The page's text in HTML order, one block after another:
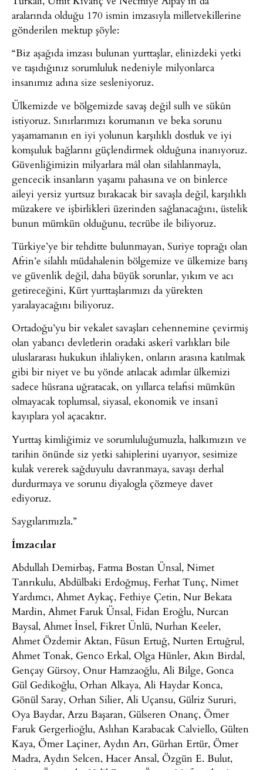
aralarında olduğu 170 ismin imzasıyla milletvekillerine
gönderilen mektup şöyle:
“Biz aşağıda imzası bulunan yurttaşlar, elinizdeki yetki
ve taşıdığınız sorumluluk nedeniyle milyonlarca
insanımız adına size sesleniyoruz.
Ülkemizde ve bölgemizde savaş değil sulh ve sükûn
istiyoruz. Sınırlarımızı korumanın ve beka sorunu
yaşamamanın en iyi yolunun karşılıklı dostluk ve iyi
komşuluk bağlarını güçlendirmek olduğuna inanıyoruz.
Güvenliğimizin milyarlara mâl olan silahlanmayla,
gencecik insanların yaşamı pahasına ve on binlerce
aileyi yersiz yurtsuz bırakacak bir savaşla değil, karşılıklı
müzakere ve işbirlikleri üzerinden sağlanacağını, üstelik
bunun mümkün olduğunu, tecrübe ile biliyoruz.
Türkiye’ye bir tehditte bulunmayan, Suriye toprağı olan
Afrin’e silahlı müdahalenin bölgemize ve ülkemize barış
ve güvenlik değil, daha büyük sorunlar, yıkım ve acı
getireceğini, Kürt yurttaşlarımızı da yürekten
yaralayacağını biliyoruz.
Ortadoğu’yu bir vekalet savaşları cehennemine çevirmiş
olan yabancı devletlerin oradaki askerî varlıkları bile
uluslararası hukukun ihlaliyken, onların arasına katılmak
gibi bir niyet ve bu yönde atılacak adımlar ülkemizi
sadece hüsrana uğratacak, on yıllarca telafisi mümkün
olmayacak toplumsal, siyasal, ekonomik ve insanî
kayıplara yol açacaktır.
Yurttaş kimliğimiz ve sorumluluğumuzla, halkımızın ve
tarihin önünde siz yetki sahiplerini uyarıyor, sesimize
kulak vererek sağduyulu davranmaya, savaşı derhal
durdurmaya ve sorunu diyalogla çözmeye davet
ediyoruz.
Saygılarımızla.”
İmzacılar
Abdullah Demirbaş, Fatma Bostan Ünsal, Nimet
Tanrıkulu, Abdülbaki Erdoğmuş, Ferhat Tunç, Nimet
Yardımcı, Ahmet Aykaç, Fethiye Çetin, Nur Bekata
Mardin, Ahmet Faruk Ünsal, Fidan Eroğlu, Nurcan
Baysal, Ahmet İnsel, Fikret Ünlü, Nurhan Keeler,
Ahmet Özdemir Aktan, Füsun Ertuğ, Nurten Ertuğrul,
Ahmet Tonak, Genco Erkal, Olga Hünler, Akın Birdal,
Gençay Gürsoy, Onur Hamzaoğlu, Ali Bilge, Gonca
Gül Gedikoğlu, Orhan Alkaya, Ali Haydar Konca,
Gönül Saray, Orhan Silier, Ali Uçansu, Gülriz Sururi,
Oya Baydar, Arzu Başaran, Gülseren Onanç, Ömer
Faruk Gergerlioğlu, Aslıhan Karabacak Calviello, Gülten
Kaya, Ömer Laçiner, Aydın Arı, Gürhan Ertür, Ömer
Madra, Aydın Selcen, Hacer Ansal, Özgün E. Bulut,